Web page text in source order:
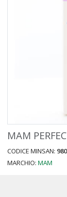
MAM
CODICE MINSAN:
MARCHIO: MAM